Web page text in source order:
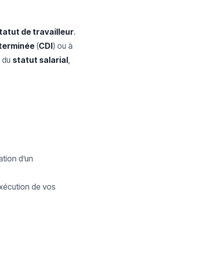
de travailleur.
(CDI) ou à
statut salarial,
d’un
de vos